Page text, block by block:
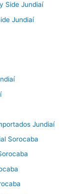
Side Jundiaí
Jundiaí
Jundiaí
Sorocaba